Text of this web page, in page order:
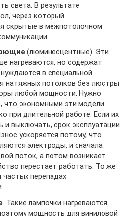
света. В результате
через который
скрытые в межпотолочном
(люминесцентные). Эти
нагреваются, но содержат
в специальной
натяжных потолков без люстры
любой мощности. Нужно
что экономными эти модели
при длительной работе. Если их
и выключать, срок эксплуатации
ускоряется потому, что
электроды, и сначала
поток, а потом возникает
перестает работать. То же
частых перепадах
. Такие лампочки нагреваются
мощность для виниловой